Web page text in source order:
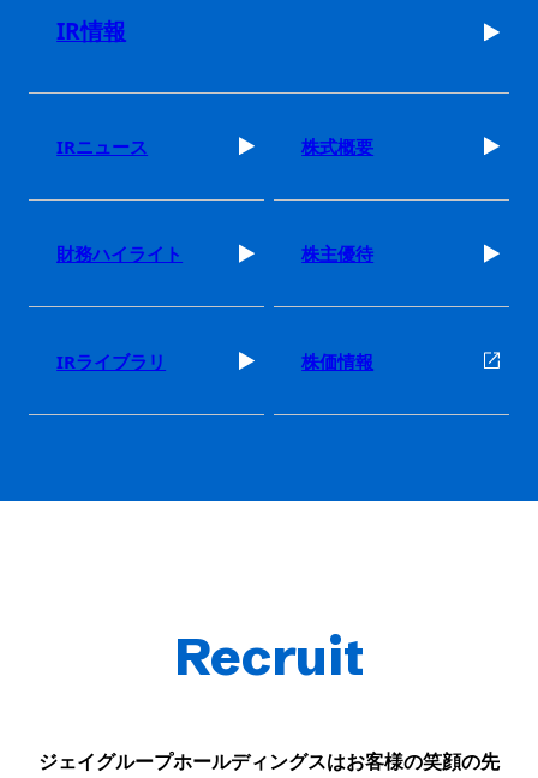
IR情報
IRニュース 株式概要
財務ハイライト 株主優待
IRライブラリ 株価情報
Recruit
ジェイグループホールディングスはお客様の笑顔の先